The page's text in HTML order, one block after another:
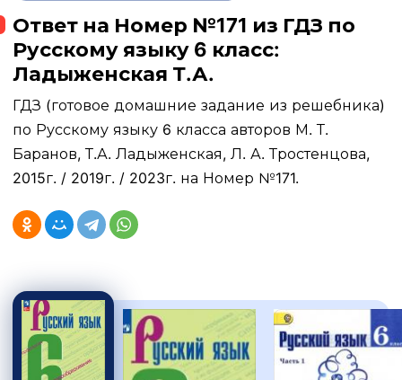
Ответ на Номер №171 из ГДЗ по
Русскому языку 6 класс:
Ладыженская Т.А.
ГДЗ (готовое домашние задание из решебника)
по Русскому языку 6 класса авторов М. Т.
Баранов, Т.А. Ладыженская, Л. А. Тростенцова,
2015г. / 2019г. / 2023г. на Номер №171.